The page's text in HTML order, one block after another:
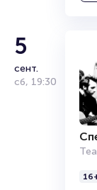
5
сент.
сб, 19:30